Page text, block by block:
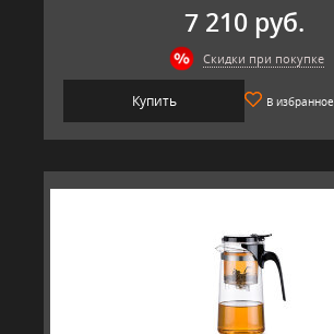
7 210 руб.
Скидки при покупке
Купить В избранное